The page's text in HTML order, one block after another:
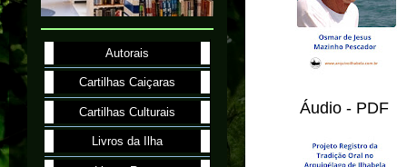
Áudio - PDF
Autorais
Cartilhas Caiçaras
Cartilhas Culturais
Livros da Ilha